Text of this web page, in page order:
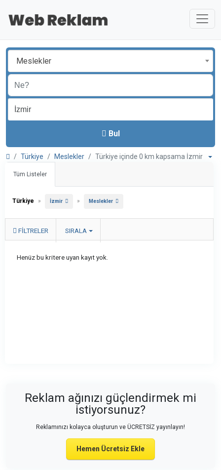
Meslekler
Bul
Türkiye Meslekler Türkiye içinde 0 km kapsama İzmir
Tüm Listeler
Türkiye » İzmir » Meslekler
FILTRELER SIRALA
Henüz bu kritere uyan kayıt yok.
Reklam ağınızı güçlendirmek mi
istiyorsunuz?
Reklamınızı kolayca oluşturun ve ÜCRETSİZ yayınlayın!
Hemen Ücretsiz Ekle